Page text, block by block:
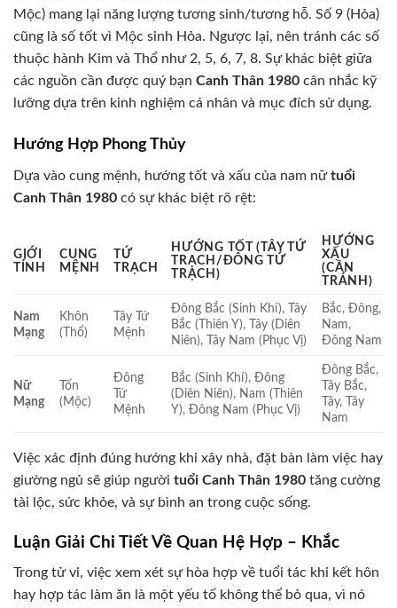
Mộc) mang lại năng lượng tương sinh/tương hỗ. Số 9 (Hỏa)
cũng là số tốt vì Mộc sinh Hỏa. Ngược lại, nên tránh các số
thuộc hành Kim và Thổ như 2, 5, 6, 7, 8. Sự khác biệt giữa
các nguồn cần được quý bạn Canh Thân 1980 cân nhắc kỹ
lưỡng dựa trên kinh nghiệm cá nhân và mục đích sử dụng.
Hướng Hợp Phong Thủy
Dựa vào cung mệnh, hướng tốt và xấu của nam nữtuổi
Canh Thân 1980 có sự khác biệt rõ rệt:
GIỚI
TÍNH
CUNG
MỆNH
TỨ
TRẠCH
HƯỚNG TỐT (TÂY TỨ
TRẠCH/ĐÔNG TỨ
TRẠCH)
HƯỚNG
XẤU
(CẦN
TRÁNH)
Nam
Mạng
Khôn
(Thổ)
Tây Tứ
Mệnh
Đông Bắc (Sinh Khí), Tây
Bắc (Thiên Y), Tây (Diên
Niên), Tây Nam (Phục Vị)
Bắc, Đông,
Nam,
Đông Nam
Nữ
Mạng
Tốn
(Mộc)
Đông
Tứ
Mệnh
Bắc (Sinh Khí), Đông
(Diên Niên), Nam (Thiên
Y), Đông Nam (Phục Vị)
Đông Bắc,
Tây Bắc,
Tây, Tây
Nam
Việc xác định đúng hướng khi xây nhà, đặt bàn làm việc hay
giường ngủ sẽ giúp người tuổi Canh Thân 1980 tăng cường
tài lộc, sức khỏe, và sự bình an trong cuộc sống.
Luận Giải Chi Tiết Về Quan Hệ Hợp – Khắc
Trong tử vi, việc xem xét sự hòa hợp về tuổi tác khi kết hôn
hay hợp tác làm ăn là một yếu tố không thể bỏ qua, vì nó